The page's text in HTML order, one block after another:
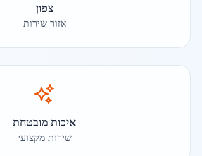
צפון
אזור שירות
איכות מובטחת
שירות מקצועי